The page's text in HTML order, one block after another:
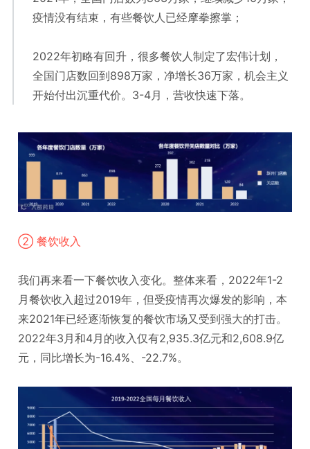
疫情没有结束，有些餐饮人已经摩拳擦掌；
2022年初略有回升，很多餐饮人制定了宏伟计划，
全国门店数回到898万家，净增长36万家，机会主义
开始付出沉重代价。3-4月，营收快速下落。
② 餐饮收入
我们再来看一下餐饮收入变化。整体来看，2022年1-2
月餐饮收入超过2019年，但受疫情再次爆发的影响，本
来2021年已经逐渐恢复的餐饮市场又受到强大的打击。
2022年3月和4月的收入仅有2,935.3亿元和2,608.9亿
元，同比增长为-16.4%、-22.7%。